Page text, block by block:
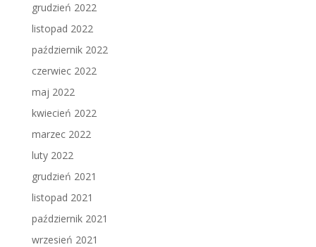
grudzień 2022
listopad 2022
październik 2022
czerwiec 2022
maj 2022
kwiecień 2022
marzec 2022
luty 2022
grudzień 2021
listopad 2021
październik 2021
wrzesień 2021